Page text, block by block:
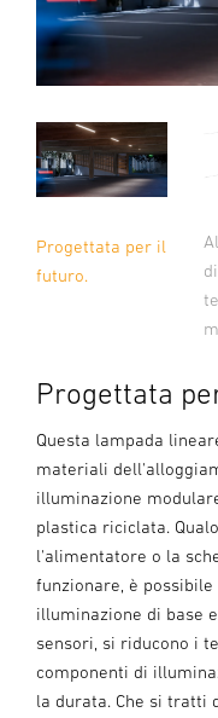
Progettata per il
futuro.
Progettata
Questa lampada
materiali
illuminazione
plastica riciclata.
l'alimentatore o la
funzionare, è
illuminazione di base
sensori, si riducono i
componenti di
la durata. Che si tratti